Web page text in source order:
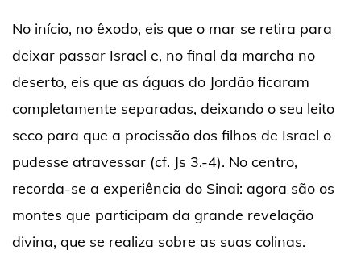
No início, no êxodo, eis que o mar se retira para
deixar passar Israel e, no final da marcha no
deserto, eis que as águas do Jordão ficaram
completamente separadas, deixando o seu leito
seco para que a procissão dos filhos de Israel o
pudesse atravessar (cf. Js 3.-4). No centro,
recorda-se a experiência do Sinai: agora são os
montes que participam da grande revelação
divina, que se realiza sobre as suas colinas.